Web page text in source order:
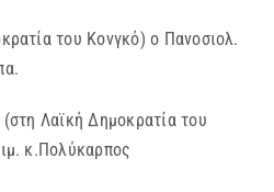
του Κονγκό) ο Πανοσιολ.
Λαϊκή Δημοκρατία του
κ.Πολύκαρπος